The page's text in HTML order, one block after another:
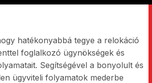
hatékonyabbá tegye a relokáció
foglalkozó ügynökségek és
Segítségével a bonyolult és
ügyviteli folyamatok mederbe